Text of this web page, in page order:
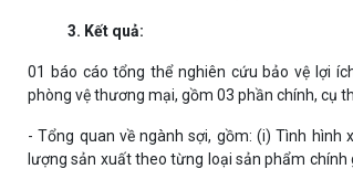
3. Kết quả:
01 báo cáo tổng thể nghiên cứu bảo vệ lợi
phòng vệ thương mại, gồm 03 phần chính, cụ
- Tổng quan về ngành sợi, gồm: (i) Tình
lượng sản xuất theo từng loại sản phẩm